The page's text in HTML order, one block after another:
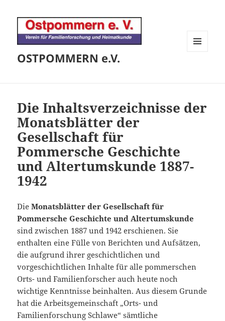
OSTPOMMERN e.V.
Die Inhaltsverzeichnisse der
Monatsblätter der
Gesellschaft für
Pommersche Geschichte
und Altertumskunde 1887-
1942
DieMonatsblätter der Gesellschaft für
Pommersche Geschichte und Altertumskunde
sind zwischen 1887 und 1942 erschienen. Sie
enthalten eine Fülle von Berichten und Aufsätzen,
die aufgrund ihrer geschichtlichen und
vorgeschichtlichen Inhalte für alle pommerschen
Orts- und Familienforscher auch heute noch
wichtige Kenntnisse beinhalten. Aus diesem Grunde
hat die Arbeitsgemeinschaft „Orts- und
Familienforschung Schlawe“ sämtliche